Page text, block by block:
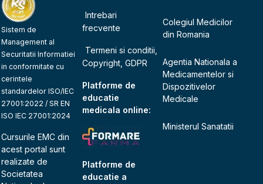
Sistem de
Management al
Securitatii Informatiei
in conformitate cu
cerintele
standardelor ISO/IEC
27001:2022 / SR EN
ISO IEC 27001:2024
Cursurile EMC din
acest portal sunt
realizate de
Societatea
Intrebari
frecvente
Termeni si conditii,
Copyright, GDPR
Platforme de
educatie
medicala online:
Platforme de
educatie a
Colegiul Medicilor
din Romania
Agentia Nationala a
Medicamentelor si
Dispozitivelor
Medicale
Ministerul Sanatatii